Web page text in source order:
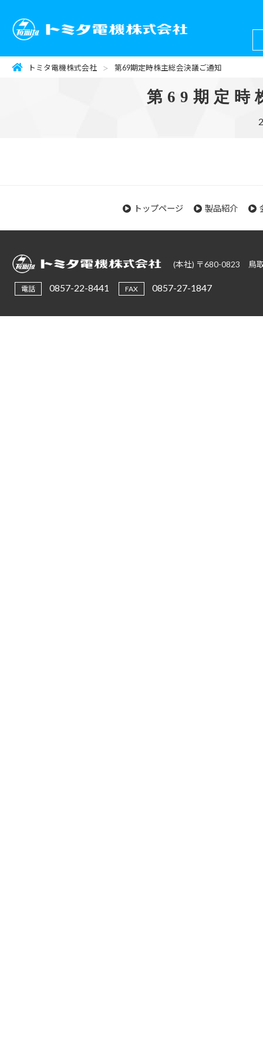
トミタ電機株式会社 第69期定時株主総会決議ご通知
第69期定時
トップページ 製品紹介
(本社) 〒680-0823 鳥
電話 0857-22-8441 FAX 0857-27-1847